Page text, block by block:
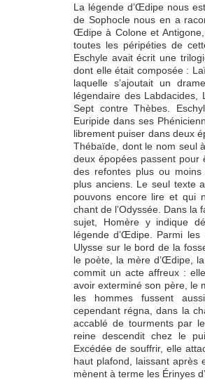
La légende d’Œdipe nous
de Sophocle nous en a
Œdipe à Colone et
toutes les péripéties de
Eschyle avait écrit une
dont elle était composée :
laquelle s’ajoutait un
légendaire des
Sept contre Thèbes.
Euripide dans ses
librement puiser dans deux
Thébaïde, dont le nom seul
deux épopées passent
des refontes plus ou
plus anciens. Le seul texte
pouvons encore lire et qui
chant de l’Odyssée. Dans la
sujet, Homère y indique
légende d’Œdipe. Parmi
Ulysse sur le bord de la
le poète, la mère d’Œdipe,
commit un acte affreux :
avoir exterminé son père, le
les hommes fussent
cependant régna, dans la
accablé de tourments par
reine descendit chez le
Excédée de souffrir, elle
haut plafond, laissant après
mènent à terme les Érinyes